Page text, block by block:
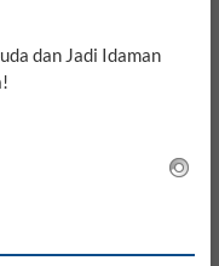
dan Jadi Idaman